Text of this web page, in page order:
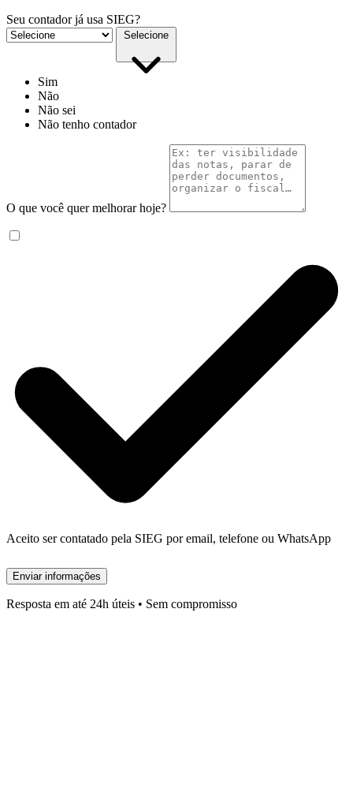
Seu contador já usa SIEG?
Selecione
Sim
Não
Não sei
Não tenho contador
O que você quer melhorar hoje?
Aceito ser contatado pela SIEG por email, telefone ou WhatsApp
Enviar informações
Resposta em até 24h úteis • Sem compromisso